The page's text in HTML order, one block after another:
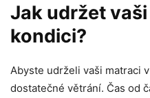
Jak udržet
kondici?
Abyste udrželi vaši matraci
dostatečné větrání. Čas od